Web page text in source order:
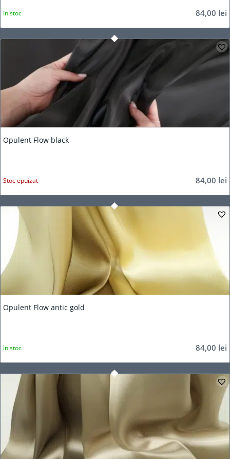
84,00 lei
In stoc
Opulent Flow black
84,00 lei
Stoc epuizat
Opulent Flow antic gold
84,00 lei
In stoc